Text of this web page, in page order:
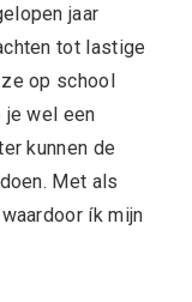
jaar
tot lastige
op school
je wel een
kunnen de
Met als
ík mijn